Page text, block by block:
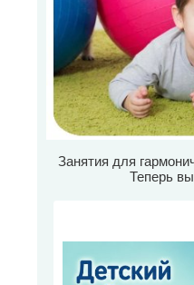
Занятия для
Теперь